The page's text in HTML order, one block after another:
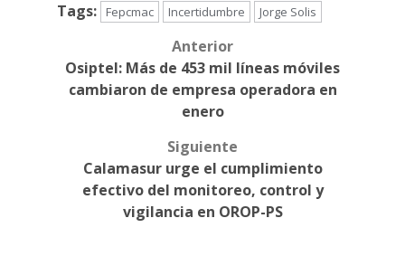
Tags: Fepcmac Incertidumbre Jorge Solis
navigation
Anterior
Osiptel: Más de 453 mil líneas móviles
cambiaron de empresa operadora en
enero
Siguiente
Calamasur urge el cumplimiento
efectivo del monitoreo, control y
vigilancia en OROP-PS